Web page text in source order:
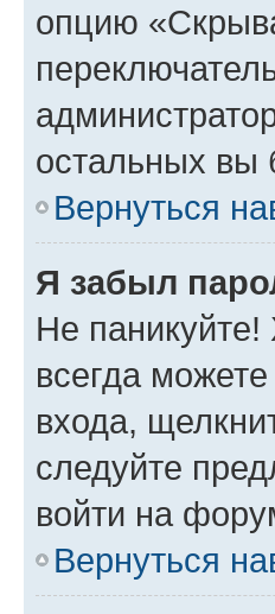
опцию
остальных вы
Вернуться
Я забыл
Не
всегда
входа,
следуйте
войти на
Вернуться